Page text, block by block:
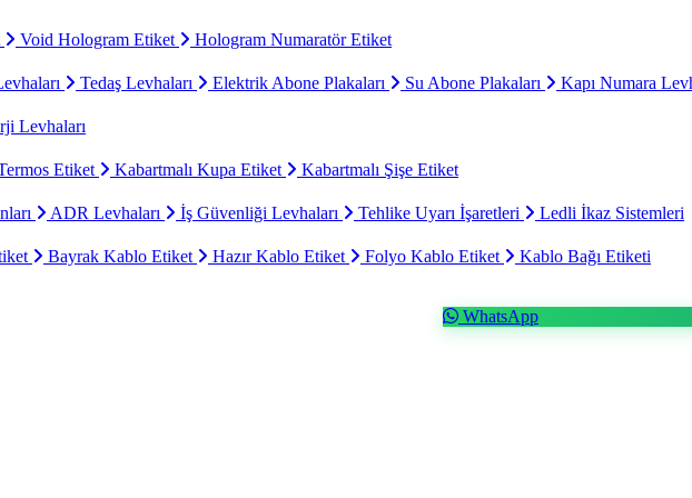
Void Hologram Etiket Hologram Numaratör Etiket
Tedaş Levhaları Elektrik Abone Plakaları Su Abone Plakaları Kapı Numara
Levhaları
Etiket Kabartmalı Kupa Etiket Kabartmalı Şişe Etiket
ADR Levhaları İş Güvenliği Levhaları Tehlike Uyarı İşaretleri Ledli İkaz Sistemleri
Bayrak Kablo Etiket Hazır Kablo Etiket Folyo Kablo Etiket
Kablo Bağı Etiketi
WhatsApp